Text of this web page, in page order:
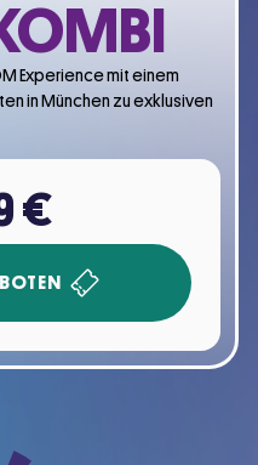
Experience mit einem
in München zu exklusiven
€